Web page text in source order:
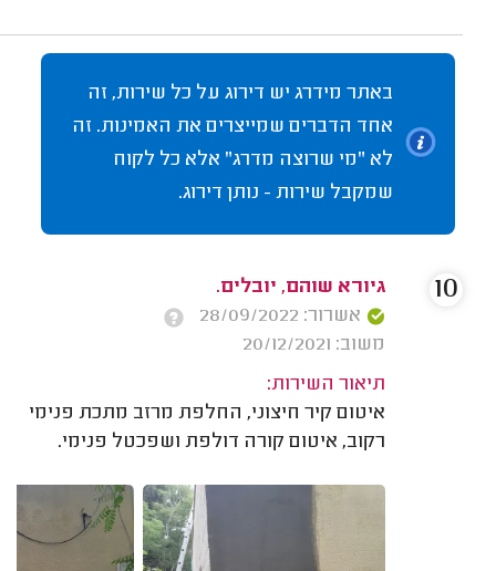
באתר מידרג יש דירוג על כל שירות, זה
אחד הדברים שמייצרים את האמינות. זה
לא "מי שרוצה מדרג" אלא כל לקוח
שמקבל שירות - נותן דירוג.
גיורא שוהם, יובלים.
אשרור: 28/09/2022
משוב: 20/12/2021
תיאור השירות:
איטום קיר חיצוני, החלפת מרזב מתכת פנימי
רקוב, איטום קורה דולפת ושפכטל פנימי.
10